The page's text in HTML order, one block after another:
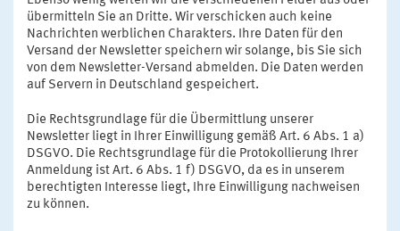
übermitteln Sie an Dritte. Wir verschicken auch keine
Nachrichten werblichen Charakters. Ihre Daten für den
Versand der Newsletter speichern wir solange, bis Sie sich
von dem Newsletter-Versand abmelden. Die Daten werden
auf Servern in Deutschland gespeichert.
Die Rechtsgrundlage für die Übermittlung unserer
Newsletter liegt in Ihrer Einwilligung gemäß Art. 6 Abs. 1 a)
DSGVO. Die Rechtsgrundlage für die Protokollierung Ihrer
Anmeldung ist Art. 6 Abs. 1 f) DSGVO, da es in unserem
berechtigten Interesse liegt, Ihre Einwilligung nachweisen
zu können.